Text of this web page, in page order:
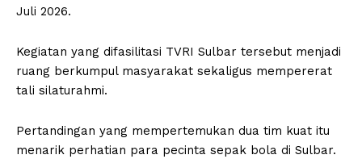
Juli 2026.
Kegiatan yang difasilitasi TVRI Sulbar tersebut menjadi
ruang berkumpul masyarakat sekaligus mempererat
tali silaturahmi.
Pertandingan yang mempertemukan dua tim kuat itu
menarik perhatian para pecinta sepak bola di Sulbar.